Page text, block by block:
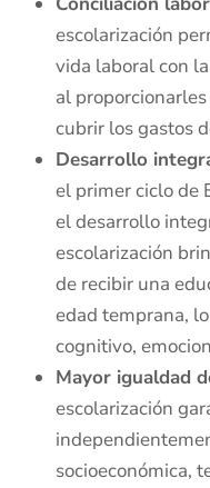
escolarización
vida laboral con
al
cubrir los gastos
Desarrollo
el primer ciclo de
el desarrollo
escolarización
de recibir una
edad temprana,
cognitivo,
Mayor igualdad
escolarización
socioeconómica,